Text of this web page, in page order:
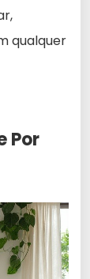
qualquer
Por